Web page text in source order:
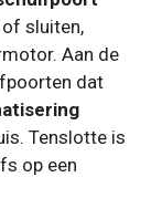
sluiten,
Aan de
dat
Tenslotte is
op een